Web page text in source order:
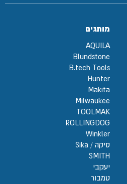
מותגים
AQUILA
Blundstone
B.tech Tools
Hunter
Makita
Milwaukee
TOOLMAK
ROLLINGDOG
Winkler
סיקה / Sika
SMITH
יעקבי
טמבור